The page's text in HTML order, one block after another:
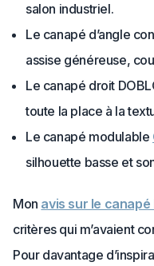
salon industriel.
Le canapé d’angle
assise généreuse,
Le canapé droit
toute la place à la
Le canapé modulable
silhouette basse et
Mon avis sur le
critères qui m’avaient
Pour davantage